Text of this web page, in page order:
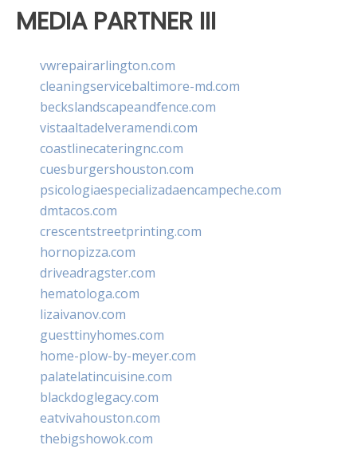
MEDIA PARTNER III
vwrepairarlington.com
cleaningservicebaltimore-md.com
beckslandscapeandfence.com
vistaaltadelveramendi.com
coastlinecateringnc.com
cuesburgershouston.com
psicologiaespecializadaencampeche.com
dmtacos.com
crescentstreetprinting.com
hornopizza.com
driveadragster.com
hematologa.com
lizaivanov.com
guesttinyhomes.com
home-plow-by-meyer.com
palatelatincuisine.com
blackdoglegacy.com
eatvivahouston.com
thebigshowok.com